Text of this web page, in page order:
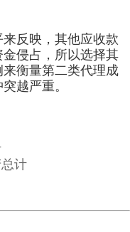
反映，其他应收款
侵占，所以选择其
衡量第二类代理成
越严重。
计